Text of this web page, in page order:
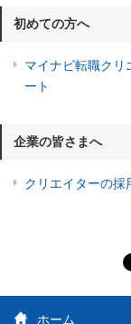
初めての方へ
マイナビ転職クリ
ート
企業の皆さまへ
クリエイターの採
ホーム